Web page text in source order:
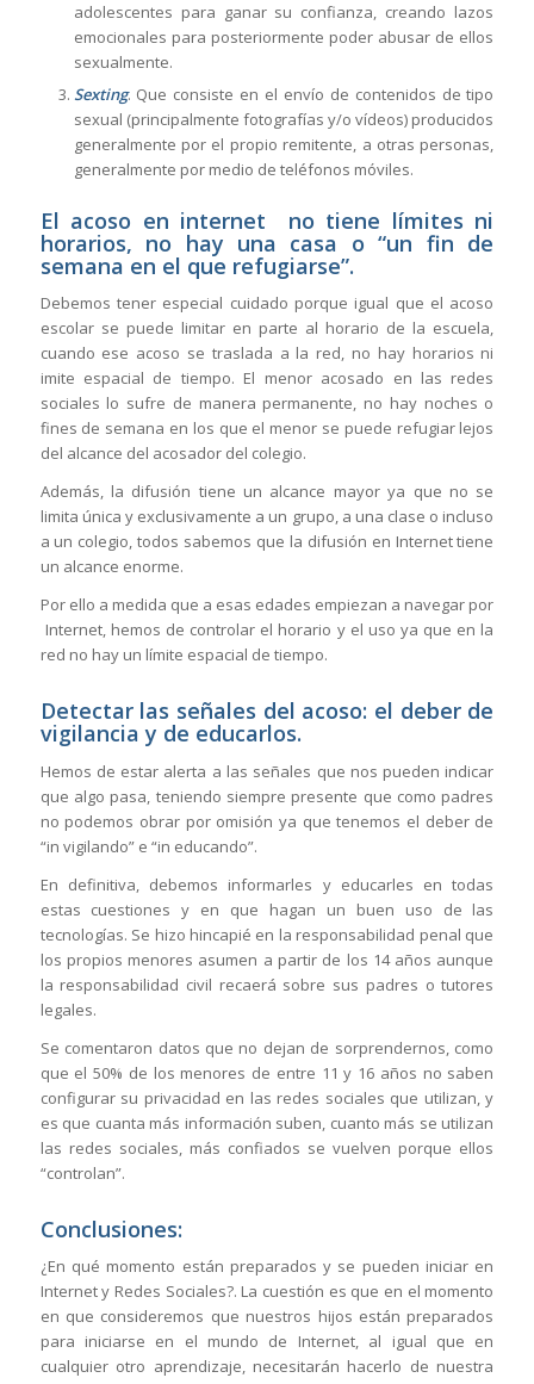
adolescentes para ganar su confianza, creando lazos
emocionales para posteriormente poder abusar de ellos
sexualmente.
Sexting. Que consiste en el envío de contenidos de tipo
sexual (principalmente fotografías y/o vídeos) producidos
generalmente por el propio remitente, a otras personas,
generalmente por medio de teléfonos móviles.
El acoso en internet no tiene límites ni
horarios, no hay una casa o “un fin de
semana en el que refugiarse”.
Debemos tener especial cuidado porque igual que el acoso
escolar se puede limitar en parte al horario de la escuela,
cuando ese acoso se traslada a la red, no hay horarios ni
imite espacial de tiempo. El menor acosado en las redes
sociales lo sufre de manera permanente, no hay noches o
fines de semana en los que el menor se puede refugiar lejos
del alcance del acosador del colegio.
Además, la difusión tiene un alcance mayor ya que no se
limita única y exclusivamente a un grupo, a una clase o incluso
a un colegio, todos sabemos que la difusión en Internet tiene
un alcance enorme.
Por ello a medida que a esas edades empiezan a navegar por
Internet, hemos de controlar el horario y el uso ya que en la
red no hay un límite espacial de tiempo.
Detectar las señales del acoso: el deber de
vigilancia y de educarlos.
Hemos de estar alerta a las señales que nos pueden indicar
que algo pasa, teniendo siempre presente que como padres
no podemos obrar por omisión ya que tenemos el deber de
“in vigilando” e “in educando”.
En definitiva, debemos informarles y educarles en todas
estas cuestiones y en que hagan un buen uso de las
tecnologías. Se hizo hincapié en la responsabilidad penal que
los propios menores asumen a partir de los 14 años aunque
la responsabilidad civil recaerá sobre sus padres o tutores
legales.
Se comentaron datos que no dejan de sorprendernos, como
que el 50% de los menores de entre 11 y 16 años no saben
configurar su privacidad en las redes sociales que utilizan, y
es que cuanta más información suben, cuanto más se utilizan
las redes sociales, más confiados se vuelven porque ellos
“controlan”.
Conclusiones:
¿En qué momento están preparados y se pueden iniciar en
Internet y Redes Sociales?. La cuestión es que en el momento
en que consideremos que nuestros hijos están preparados
para iniciarse en el mundo de Internet, al igual que en
cualquier otro aprendizaje, necesitarán hacerlo de nuestra